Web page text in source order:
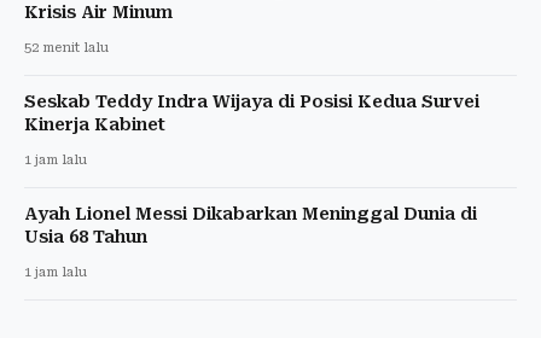
Krisis Air Minum
52 menit lalu
Seskab Teddy Indra Wijaya di Posisi Kedua Survei
Kinerja Kabinet
1 jam lalu
Ayah Lionel Messi Dikabarkan Meninggal Dunia di
Usia 68 Tahun
1 jam lalu